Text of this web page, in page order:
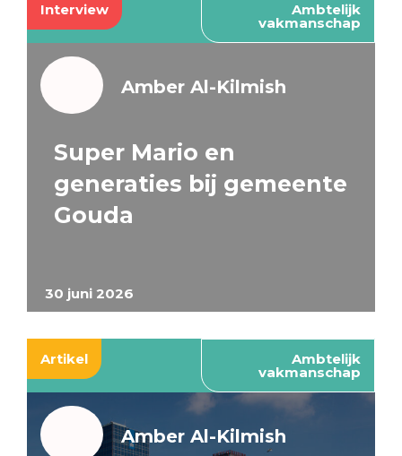
Interview Ambtelijk
vakmanschap
30 juni 2026
Amber Al-Kilmish
Super Mario en
generaties bij gemeente
Gouda
Artikel Ambtelijk
vakmanschap
Amber Al-Kilmish